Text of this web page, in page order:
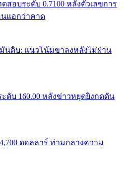
สอบระดับ 0.7100 หลังตัวเลขการ
นแอกว่าคาด
นดิบ: แนวโน้มขาลงหลังไม่ผ่าน
ะดับ 160.00 หลังข่าวหยุดยิงกดดัน
ดอลลาร์ ท่ามกลางความ